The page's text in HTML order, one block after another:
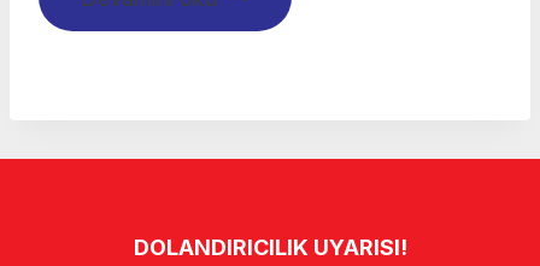
DOLANDIRICILIK UYARISI!